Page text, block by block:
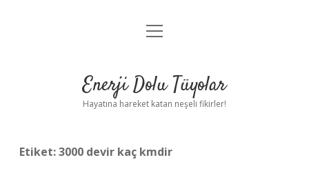
Anasayfa
Yasal Uyarı
menüyü
Enerji Dolu Tüyolar
Hayatına hareket katan neşeli fikirler!
Etiket:3000 devir kaç kmdir